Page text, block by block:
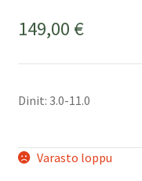
149,00 €
Dinit: 3.0-11.0
Varasto loppu